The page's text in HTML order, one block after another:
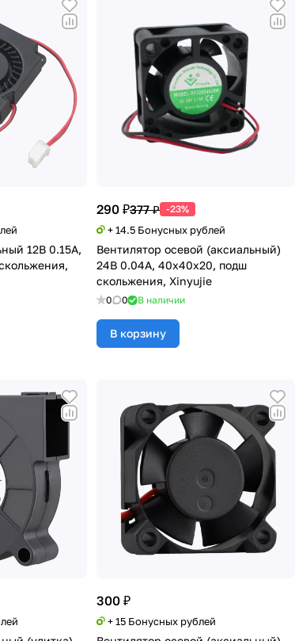
12В 0.15А,
290 ₽377 ₽ -23%
+ 14.5 Бонусных рублей
Вентилятор осевой (аксиальный)
24В 0.04А, 40х40х20, подш
скольжения, Xinyujie
0 0 В наличии
В корзину
300 ₽
+ 15 Бонусных рублей